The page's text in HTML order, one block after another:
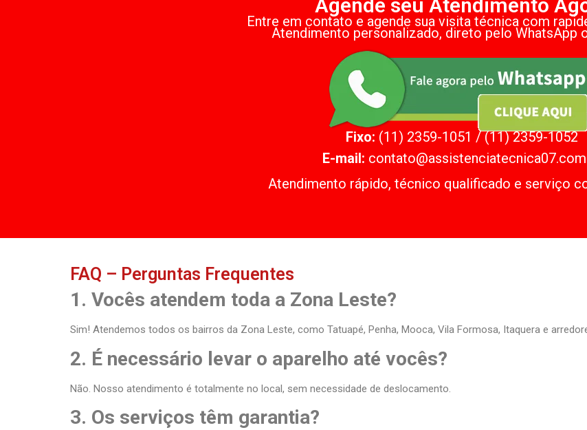
Agende seu Atendimento
Entre em contato e agende sua visita técnica com
Atendimento personalizado, direto pelo WhatsApp
Fixo: (11) 2359-1051 / (11) 2359-1052
E-mail:
Atendimento rápido, técnico qualificado e serviço
FAQ – Perguntas Frequentes
1. Vocês atendem toda a Zona Leste?
Sim! Atendemos todos os bairros da Zona Leste, como Tatuapé, Penha, Mooca, Vila Formosa, Itaquera e
2. É necessário levar o aparelho até vocês?
Não. Nosso atendimento é totalmente no local, sem necessidade de deslocamento.
3. Os serviços têm garantia?